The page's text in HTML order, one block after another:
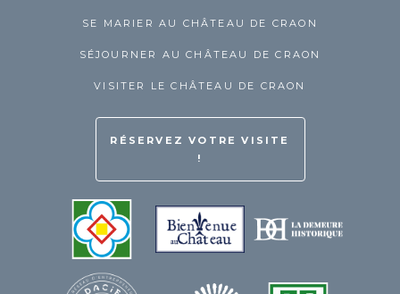
SE MARIER AU CHÂTEAU DE CRAON
SÉJOURNER AU CHÂTEAU DE CRAON
VISITER LE CHÂTEAU DE CRAON
RÉSERVEZ VOTRE VISITE
!